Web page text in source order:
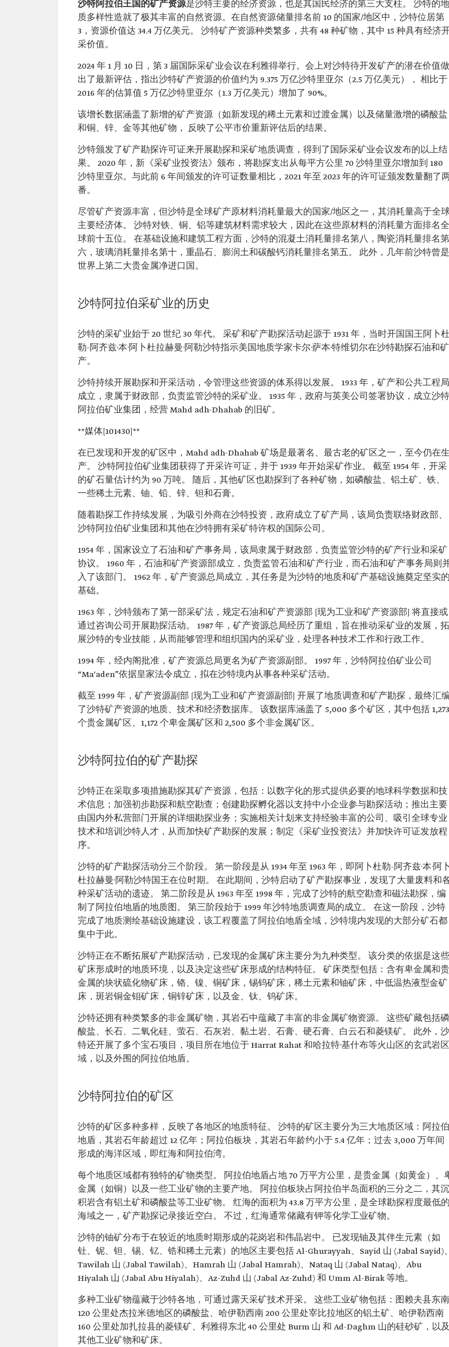
沙特阿拉伯王国的矿产资源是沙特主要的经济资源，也是其国民经济的第三大支柱。 沙特的地
质多样性造就了极其丰富的自然资源。在自然资源储量排名前 10 的国家/地区中，沙特位居第
3，资源价值达 34.4 万亿美元。 沙特矿产资源种类繁多，共有 48 种矿物，其中 15 种具有经济
采价值。
2024 年 1 月 10 日，第 3 届国际采矿业会议在利雅得举行。会上对沙特待开发矿产的潜在价值做
出了最新评估，指出沙特矿产资源的价值约为 9.375 万亿沙特里亚尔（2.5 万亿美元）， 相比于
2016 年的估算值 5 万亿沙特里亚尔（1.3 万亿美元）增加了 90%。
该增长数据涵盖了新增的矿产资源（如新发现的稀土元素和过渡金属）以及储量激增的磷酸盐
和铜、锌、金等其他矿物， 反映了公平市价重新评估后的结果。
沙特颁发了矿产勘探许可证来开展勘探和采矿地质调查，得到了国际采矿业会议发布的以上结
果。 2020 年，新《采矿业投资法》颁布，将勘探支出从每平方公里 70 沙特里亚尔增加到 180
沙特里亚尔。与此前 6 年间颁发的许可证数量相比，2021 年至 2023 年的许可证颁发数量翻了两
番。
尽管矿产资源丰富，但沙特是全球矿产原材料消耗量最大的国家/地区之一，其消耗量高于全球
主要经济体。 沙特对铁、铜、铝等建筑材料需求较大，因此在这些原材料的消耗量方面排名全
球前十五位。 在基础设施和建筑工程方面，沙特的混凝土消耗量排名第八，陶瓷消耗量排名第
六，玻璃消耗量排名第十，重晶石、膨润土和碳酸钙消耗量排名第五。 此外，几年前沙特曾是
世界上第二大贵金属净进口国。
沙特阿拉伯采矿业的历史
沙特的采矿业始于 20 世纪 30 年代。 采矿和矿产勘探活动起源于 1931 年，当时开国国王阿卜
勒-阿齐兹·本·阿卜杜拉赫曼·阿勒沙特指示美国地质学家卡尔·萨本·特维切尔在沙特勘探石油和矿
产。
沙特持续开展勘探和开采活动，令管理这些资源的体系得以发展。 1933 年，矿产和公共工程局
成立，隶属于财政部，负责监管沙特的采矿业。 1935 年，政府与英美公司签署协议，成立沙特
阿拉伯矿业集团，经营 Mahd adh-Dhahab 的旧矿。
**媒体[101430]**
在已发现和开发的矿区中，Mahd adh-Dhahab 矿场是最著名、最古老的矿区之一，至今仍在
产。 沙特阿拉伯矿业集团获得了开采许可证，并于 1939 年开始采矿作业。 截至 1954 年，开采
的矿石量估计约为 90 万吨。 随后，其他矿区也勘探到了各种矿物，如磷酸盐、铝土矿、铁、
一些稀土元素、铀、铅、锌、钽和石膏。
随着勘探工作持续发展，为吸引外商在沙特投资，政府成立了矿产局，该局负责联络财政部、
沙特阿拉伯矿业集团和其他在沙特拥有采矿特许权的国际公司。
1954 年，国家设立了石油和矿产事务局，该局隶属于财政部，负责监管沙特的矿产行业和采矿
协议。 1960 年，石油和矿产资源部成立，负责监管石油和矿产行业，而石油和矿产事务局则
入了该部门。 1962 年，矿产资源总局成立，其任务是为沙特的地质和矿产基础设施奠定坚实的
基础。
1963 年，沙特颁布了第一部采矿法，规定石油和矿产资源部 [现为工业和矿产资源部] 将直接或
通过咨询公司开展勘探活动。 1987 年，矿产资源总局经历了重组，旨在推动采矿业的发展，拓
展沙特的专业技能，从而能够管理和组织国内的采矿业，处理各种技术工作和行政工作。
1994 年，经内阁批准，矿产资源总局更名为矿产资源副部。 1997 年，沙特阿拉伯矿业公司
“Ma'aden”依据皇家法令成立，拟在沙特境内从事各种采矿活动。
截至 1999 年，矿产资源副部 [现为工业和矿产资源副部] 开展了地质调查和矿产勘探，最终汇
了沙特矿产资源的地质、技术和经济数据库。 该数据库涵盖了 5,000 多个矿区，其中包括 1,273
个贵金属矿区、1,172 个卑金属矿区和 2,500 多个非金属矿区。
沙特阿拉伯的矿产勘探
沙特正在采取多项措施勘探其矿产资源，包括：以数字化的形式提供必要的地球科学数据和技
术信息；加强初步勘探和航空勘查；创建勘探孵化器以支持中小企业参与勘探活动；推出主要
由国内外私营部门开展的详细勘探业务；实施相关计划来支持经验丰富的公司、吸引全球专业
技术和培训沙特人才，从而加快矿产勘探的发展；制定《采矿业投资法》并加快许可证发放程
序。
沙特的矿产勘探活动分三个阶段。 第一阶段是从 1934 年至 1963 年，即阿卜杜勒-阿齐兹·本·阿
杜拉赫曼·阿勒沙特国王在位时期。 在此期间，沙特启动了矿产勘探事业，发现了大量废料和
种采矿活动的遗迹。 第二阶段是从 1963 年至 1998 年，完成了沙特的航空勘查和磁法勘探，编
制了阿拉伯地盾的地质图。 第三阶段始于 1999 年沙特地质调查局的成立。 在这一阶段，沙特
完成了地质测绘基础设施建设，该工程覆盖了阿拉伯地盾全域，沙特境内发现的大部分矿石都
集中于此。
沙特正在不断拓展矿产勘探活动，已发现的金属矿床主要分为九种类型。 该分类的依据是这些
矿床形成时的地质环境，以及决定这些矿床形成的结构特征。 矿床类型包括：含有卑金属和贵
金属的块状硫化物矿床，铬、镍、铜矿床，锡钨矿床，稀土元素和铀矿床，中低温热液型金矿
床，斑岩铜金钼矿床，铜锌矿床，以及金、钛、钨矿床。
沙特还拥有种类繁多的非金属矿物，其岩石中蕴藏了丰富的非金属矿物资源。 这些矿藏包括磷
酸盐、长石、二氧化硅、萤石、石灰岩、黏土岩、石膏、硬石膏、白云石和菱镁矿。 此外，沙
特还开展了多个宝石项目，项目所在地位于 Harrat Rahat 和哈拉特·基什布等火山区的玄武岩区
域，以及外围的阿拉伯地盾。
沙特阿拉伯的矿区
沙特的矿区多种多样，反映了各地区的地质特征。 沙特的矿区主要分为三大地质区域：阿拉伯
地盾，其岩石年龄超过 12 亿年；阿拉伯板块，其岩石年龄约小于 5.4 亿年；过去 3,000 万年间
形成的海洋区域，即红海和阿拉伯湾。
每个地质区域都有独特的矿物类型。 阿拉伯地盾占地 70 万平方公里，是贵金属（如黄金）、
金属（如铜）以及一些工业矿物的主要产地。 阿拉伯板块占阿拉伯半岛面积的三分之二，其沉
积岩含有铝土矿和磷酸盐等工业矿物。 红海的面积为 43.8 万平方公里，是全球勘探程度最低的
海域之一，矿产勘探记录接近空白。 不过，红海通常储藏有钾等化学工业矿物。
沙特的铀矿分布于在较近的地质时期形成的花岗岩和伟晶岩中。 已发现铀及其伴生元素（如
钍、铌、钽、锡、钇、锆和稀土元素）的地区主要包括 Al-Ghurayyah、Sayid 山 (Jabal Sayid)、
Tawilah 山 (Jabal Tawilah)、Hamrah 山 (Jabal Hamrah)、Nataq 山 (Jabal Nataq)、Abu
Hiyalah 山 (Jabal Abu Hiyalah)、Az-Zuhd 山 (Jabal Az-Zuhd) 和 Umm Al-Birak 等地。
多种工业矿物蕴藏于沙特各地，可通过露天采矿技术开采。 这些工业矿物包括：图赖夫县东南
120 公里处杰拉米德地区的磷酸盐、哈伊勒西南 200 公里处宰比拉地区的铝土矿、哈伊勒西南
160 公里处加扎拉县的菱镁矿、利雅得东北 40 公里处 Burm 山 和 Ad-Daghm 山的硅砂矿，以及
其他工业矿物和矿床。